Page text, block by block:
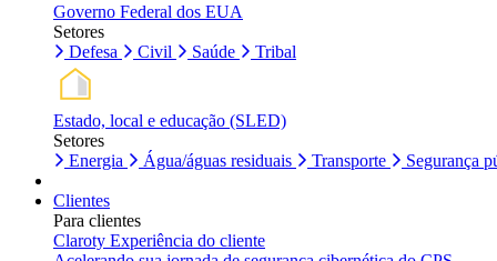
Governo Federal dos EUA
Setores
Defesa
Civil Saúde Tribal
Estado, local e educação (SLED)
Setores
Energia
Água/águas residuais Transporte Segurança
Clientes
Para clientes
Claroty Experiência do cliente